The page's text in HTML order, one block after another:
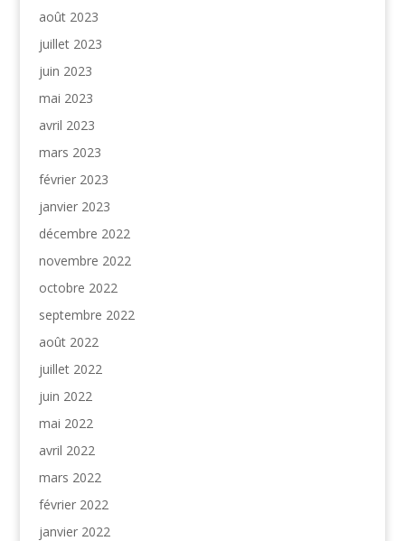
août 2023
juillet 2023
juin 2023
mai 2023
avril 2023
mars 2023
février 2023
janvier 2023
décembre 2022
novembre 2022
octobre 2022
septembre 2022
août 2022
juillet 2022
juin 2022
mai 2022
avril 2022
mars 2022
février 2022
janvier 2022